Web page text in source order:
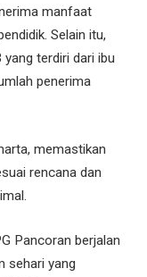
manfaat
Selain itu,
terdiri dari ibu
penerima
memastikan
rencana dan
Pancoran berjalan
sehari yang